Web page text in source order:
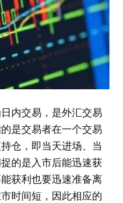
内交易，是外汇交易
是交易者在一个交易
仓，即当天进场、当
的是入市后能迅速获
获利也要迅速准备离
时间短，因此相应的